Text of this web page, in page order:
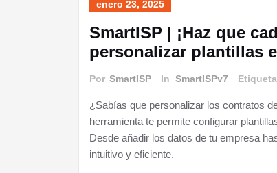
enero 23, 2025
SmartISP | ¡Haz que
personalizar plantillas
Por SmartISP In SmartISPv7 Etiqueta
¿Sabías que personalizar los contratos
herramienta te permite configurar
Desde añadir los datos de tu empresa
intuitivo y eficiente.